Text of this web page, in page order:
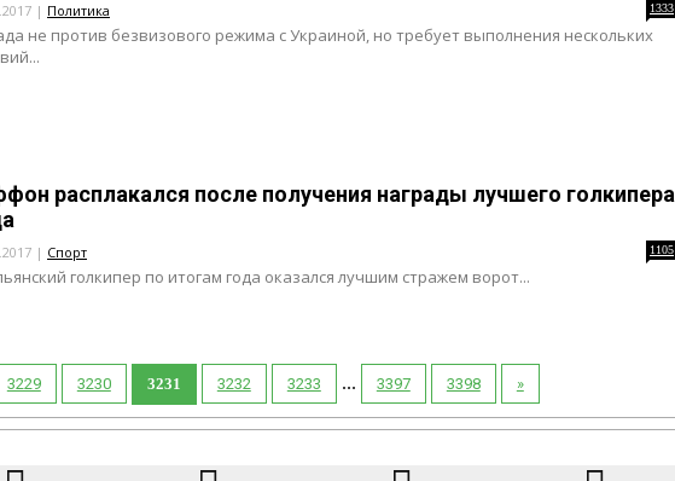
| Политика 1333
не против безвизового режима с Украиной, но требует выполнения нескольких
расплакался после получения награды лучшего голкипера
| Спорт 1105
голкипер по итогам года оказался лучшим стражем ворот...
3229 3230 3231 3232 3233 ... 3397 3398 »